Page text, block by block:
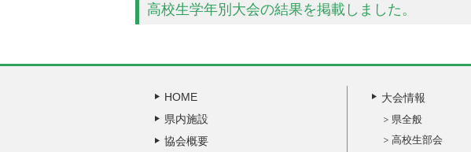
高校生学年別大会の結果を掲載しました。
HOME
県内施設
協会概要
大会情報
県全般
高校生部会